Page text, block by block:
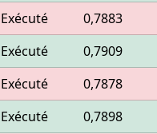
Exécuté 0,7883
Exécuté 0,7909
Exécuté 0,7878
Exécuté 0,7898